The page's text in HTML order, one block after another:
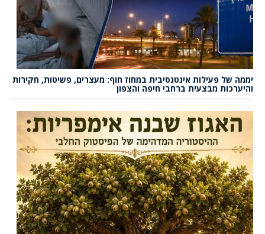
יממה של פעילות אינטנסיבית במחוז חוף: מעצרים, פשיטות, חקירות
והיערכות מבצעית ברחבי חיפה והצפון